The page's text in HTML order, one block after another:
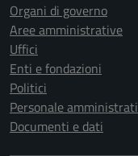
Organi di governo
Aree amministrative
Uffici
Enti e fondazioni
Politici
Personale
Documenti e dati